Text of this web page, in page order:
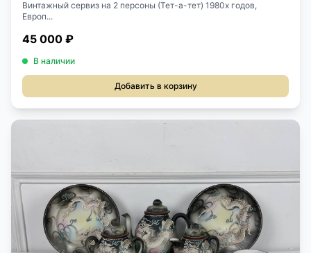
Винтажный сервиз на 2 персоны (Тет-а-тет) 1980х годов,
Европ...
45 000 ₽
В наличии
Добавить в корзину